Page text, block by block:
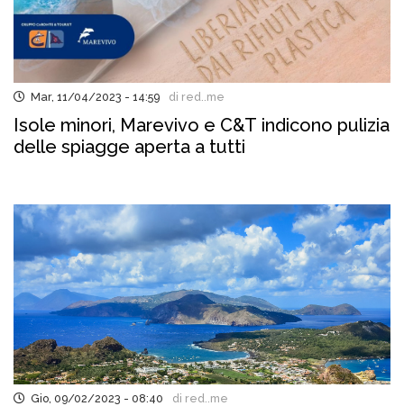
Mar, 11/04/2023 - 14:59 di red..me
Isole minori, Marevivo e C&T indicono pulizia
delle spiagge aperta a tutti
Gio, 09/02/2023 - 08:40 di red..me